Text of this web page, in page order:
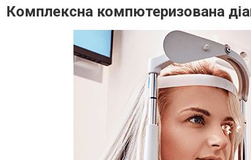
Комплексна компютеризована